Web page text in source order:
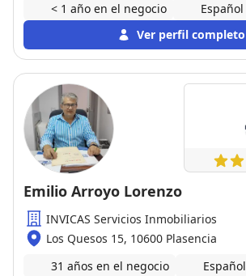
< 1 año en el negocio
Español
Ver perfil completo
Emilio Arroyo Lorenzo
INVICAS Servicios Inmobiliarios
Los Quesos 15, 10600 Plasencia
31 años en el negocio
Español